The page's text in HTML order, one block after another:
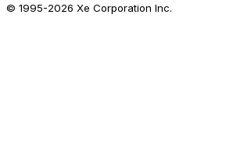
© 1995-2026 Xe Corporation Inc.